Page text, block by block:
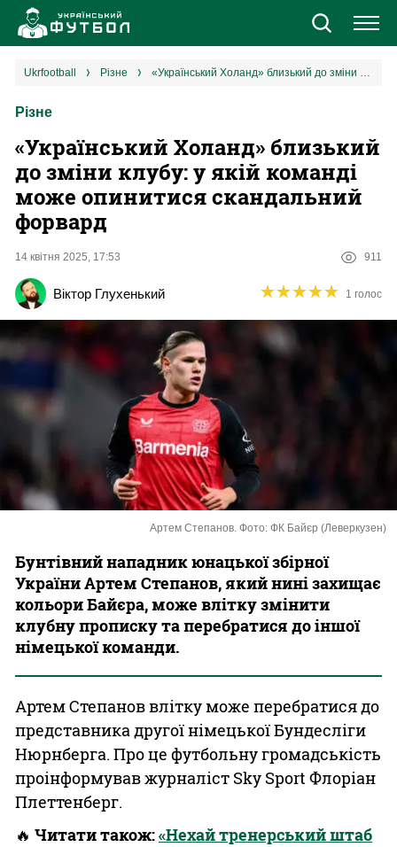
Новини
Єврокубки
УПЛ
Різне
Букмекери
Казино
ukrfootball різне «‎Український Холанд» близький до зміни клубу: у якій команді може опинитися скандальний форвард
Різне
«‎Український Холанд» близький
до зміни клубу: у якій команді
може опинитися скандальний
форвард
14 квітня 2025, 17:53 911
Віктор Глухенький ★★★★★
★★★★★ 1 голос
Артем Степанов. Фото: ФК Байєр (Леверкузен)
Бунтівний нападник юнацької збірної
України Артем Степанов, який нині захищає
кольори Байєра, може влітку змінити
клубну прописку та перебратися до іншої
німецької команди.
Артем Степанов влітку може перебратися до
представника другої німецької Бундесліги
Нюрнберга. Про це футбольну громадськість
проінформував журналіст Sky Sport Флоріан
Плеттенберг.
🔥 Читати також:«Нехай тренерський штаб